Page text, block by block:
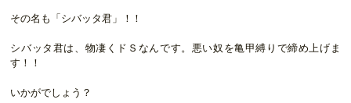
その名も「シバッタ君」！！
シバッタ君は、物凄くドＳなんです。悪い奴を亀甲縛りで締め上げま
す！！
いかがでしょう？